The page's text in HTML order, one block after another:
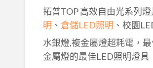
拓普TOP 高效自由光系列
明 、 倉儲LED照明 、校園
水銀燈,複金屬燈超耗電，
金屬燈的最佳LED照明燈具